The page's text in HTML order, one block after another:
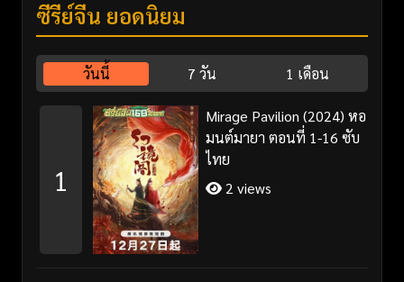
ซีรี่ย์จีน ยอดนิยม
วันนี้ 7 วัน 1 เดือน
1
Mirage Pavilion (2024) หอ
มนต์มายา ตอนที่ 1-16 ซับ
ไทย
2 views